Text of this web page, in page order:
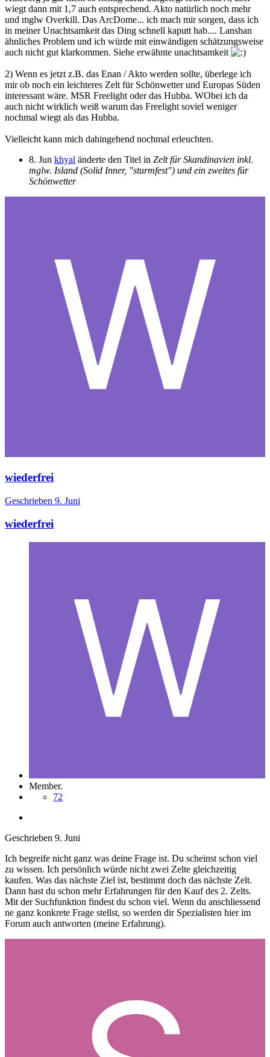
wiegt dann mit 1,7 auch entsprechend. Akto natürlich noch mehr
und mglw Overkill. Das ArcDome... ich mach mir sorgen, dass ich
in meiner Unachtsamkeit das Ding schnell kaputt hab.... Lanshan
ähnliches Problem und ich würde mit einwändigen schätzungsweise
auch nicht gut klarkommen. Siehe erwähnte unachtsamkeit
2) Wenn es jetzt z.B. das Enan / Akto werden sollte, überlege ich
mir ob noch ein leichteres Zelt für Schönwetter und Europas Süden
interessant wäre. MSR Freelight oder das Hubba. WObei ich da
auch nicht wirklich weiß warum das Freelight soviel weniger
nochmal wiegt als das Hubba.
Vielleicht kann mich dahingehend nochmal erleuchten.
8. Jun khyal änderte den Titel in Zelt für Skandinavien inkl.
mglw. Island (Solid Inner, "sturmfest") und ein zweites für
Schönwetter
wiederfrei
Geschrieben 9. Juni
wiederfrei
Member.
72
Geschrieben 9. Juni
Ich begreife nicht ganz was deine Frage ist. Du scheinst schon viel
zu wissen. Ich persönlich würde nicht zwei Zelte gleichzeitig
kaufen. Was das nächste Ziel ist, bestimmt doch das nächste Zelt.
Dann hast du schon mehr Erfahrungen für den Kauf des 2. Zelts.
Mit der Suchfunktion findest du schon viel. Wenn du anschliessend
ne ganz konkrete Frage stellst, so werden dir Spezialisten hier im
Forum auch antworten (meine Erfahrung).